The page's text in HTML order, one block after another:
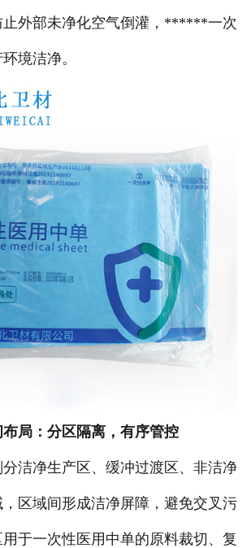
止外部未净化空气倒灌，******一次
境洁净。
布局：分区隔离，有序管控
净生产区、缓冲过渡区、非洁净
区域间形成洁净屏障，避免交叉污
于一次性医用中单的原料裁切、复